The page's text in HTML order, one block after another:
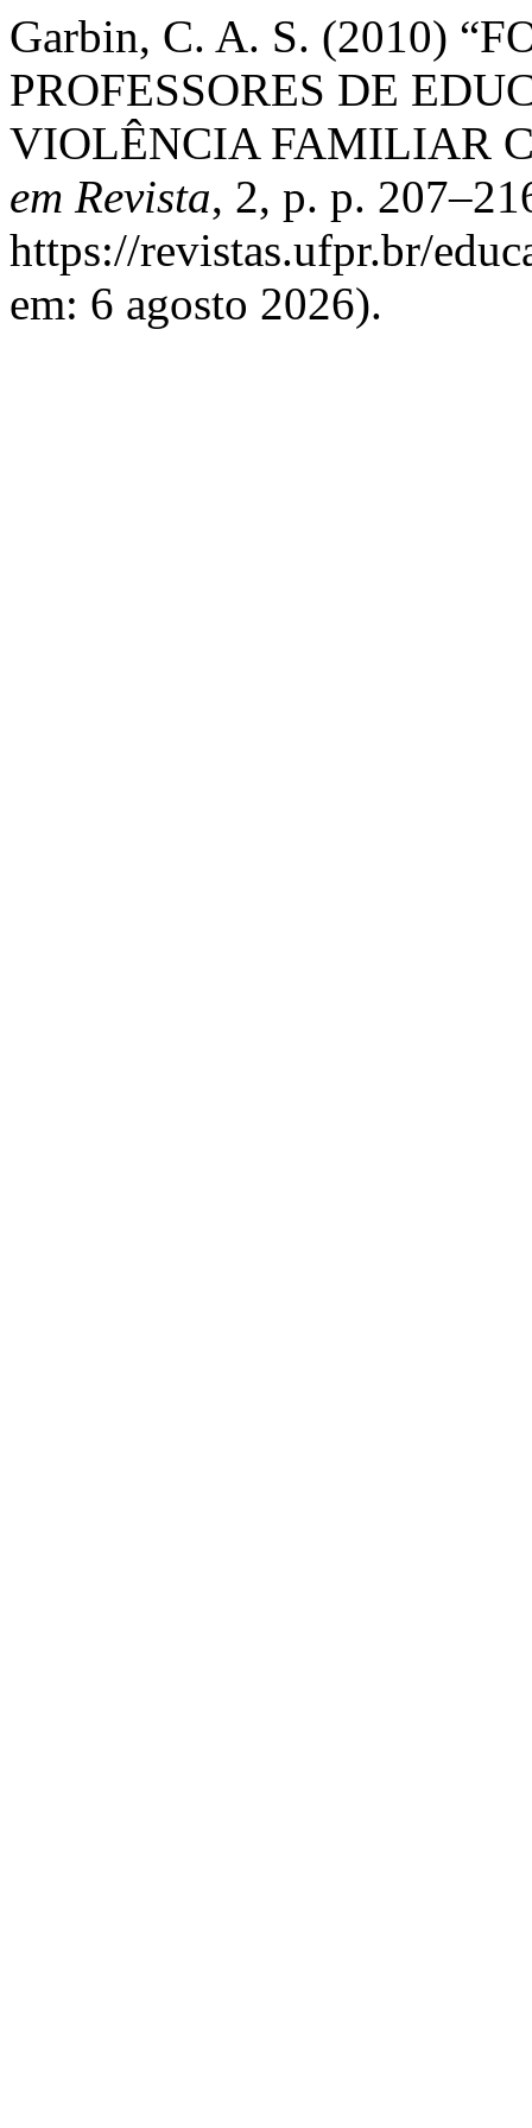
Garbin, C. A. S. (2010)
PROFESSORES DE
VIOLÊNCIA FAMILIAR
em Revista, 2, p. p.
https://revistas.ufpr.br/
em: 6 agosto 2026).